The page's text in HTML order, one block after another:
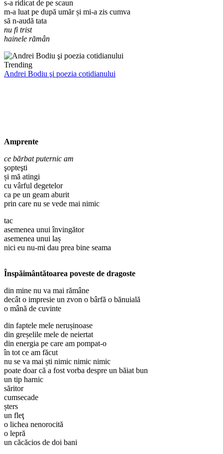
s-a ridicat de pe scaun
m-a luat pe după umăr și mi-a zis cumva
să n-audă tata
nu fi trist
hainele rămân
Trending
Andrei Bodiu şi poezia cotidianului
Amprente
ce bărbat puternic am
şopteşti
și mă atingi
cu vârful degetelor
ca pe un geam aburit
prin care nu se vede mai nimic
tac
asemenea unui învingător
asemenea unui laș
nici eu nu-mi dau prea bine seama
Înspăimântătoarea poveste de dragoste
din mine nu va mai rămâne
decât o impresie un zvon o bârfă o bănuială
o mână de cuvinte
din faptele mele nerușinoase
din greșelile mele de neiertat
din energia pe care am pompat-o
în tot ce am făcut
nu se va mai ști nimic nimic nimic
poate doar că a fost vorba despre un băiat bun
un tip harnic
săritor
cumsecade
șters
un fleţ
o lichea nenorocită
o lepră
un căcăcios de doi bani